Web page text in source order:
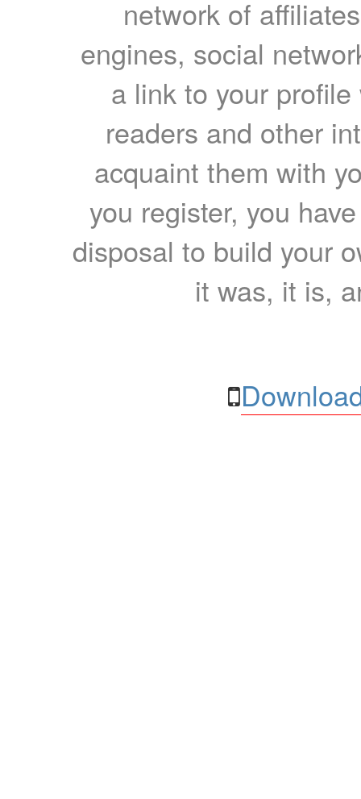
network of
engines, social
a link to your
readers and other
acquaint them with
you register, you
disposal to build your
it was, it is,